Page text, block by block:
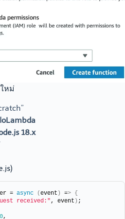
หม่
18.x
= async (event ) => {
received:", event ) ;
,